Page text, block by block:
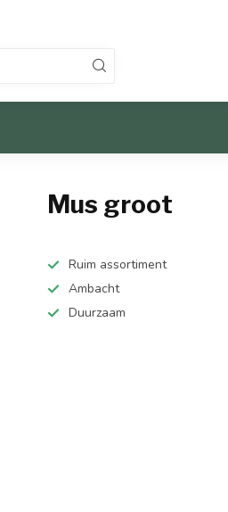
Mus groot
Ruim assortiment
Ambacht
Duurzaam